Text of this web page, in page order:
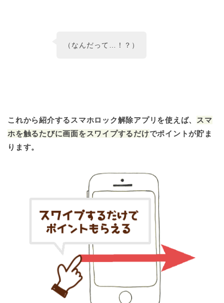
（なんだって…！？）
これから紹介するスマホロック解除アプリを使えば、
スマ
ホを触るたびに画面をスワイプするだけでポイントが貯ま
ります。